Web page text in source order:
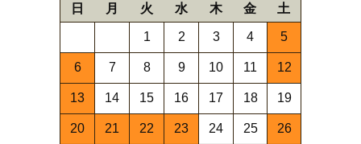
日 月 火 水 木 金 土
1 2 3 4 5
6 7 8 9 10 11 12
13 14 15 16 17 18 19
20 21 22 23 24 25 26